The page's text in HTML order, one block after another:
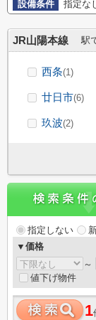
設備条件
指定な
JR山陽本線 駅
西条(1)
廿日市(6)
玖波(2)
指定しない
▼価格
～
値下げ物件
1